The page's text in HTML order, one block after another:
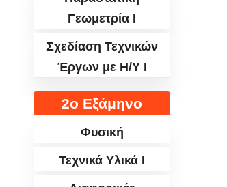
Γεωμετρία Ι
Σχεδίαση Τεχνικών
Έργων με Η/Υ Ι
2ο Εξάμηνο
Φυσική
Τεχνικά Υλικά Ι